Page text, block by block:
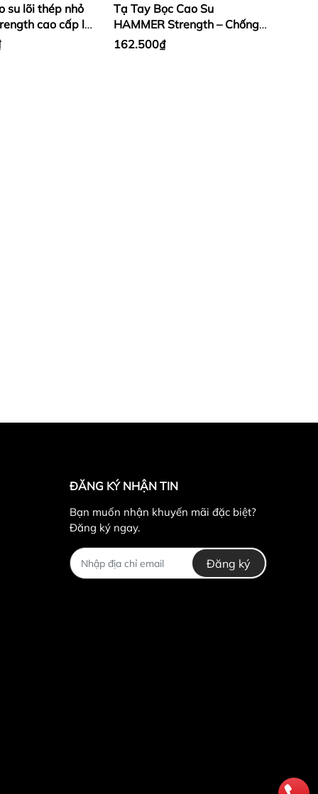
su lõi thép nhỏ
cao cấp lỗ
(giá 1 cặp)
Tạ Tay Bọc Cao Su
HAMMER Strength – Chống
Rơi Vỡ, Tay Cầm Inox Chống
162.500₫
ĐĂNG KÝ NHẬN TIN
Bạn muốn nhận khuyến mãi đặc biệt?
Đăng ký ngay.
Đăng ký